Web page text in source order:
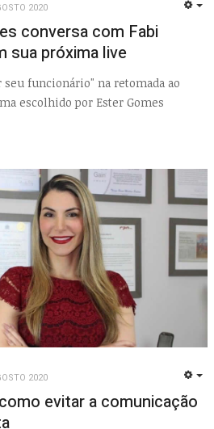
2020
conversa com Fabi
sua próxima live
seu funcionário" na retomada ao
escolhido por Ester Gomes
2020
evitar a comunicação